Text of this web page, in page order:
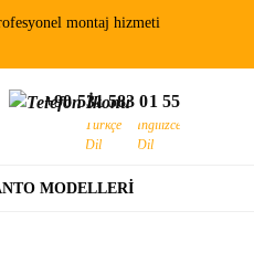
montaj hizmeti
+90 531 583 01 55
MODELLERI